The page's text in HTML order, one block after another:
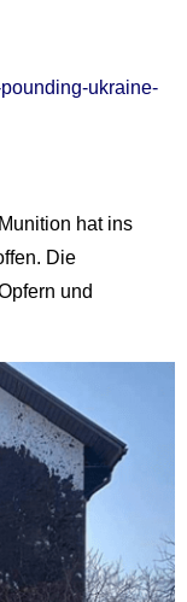
ukraine-
hat ins
Die
und